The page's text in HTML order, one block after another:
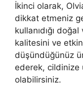
İkinci olarak,
dikkat etmeniz
kullanıdığı
kalitesini ve
düşündüğünüz
ederek, cildinize
olabilirsiniz.